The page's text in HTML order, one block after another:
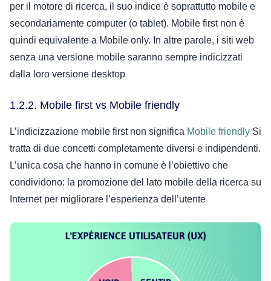
per il motore di ricerca, il suo indice è soprattutto mobile e
secondariamente computer (o tablet). Mobile first non è
quindi equivalente a Mobile only. In altre parole, i siti web
senza una versione mobile saranno sempre indicizzati
dalla loro versione desktop
1.2.2. Mobile first vs Mobile friendly
L’indicizzazione mobile first non significa Mobile friendly Si
tratta di due concetti completamente diversi e indipendenti.
L’unica cosa che hanno in comune è l’obiettivo che
condividono: la promozione del lato mobile della ricerca su
Internet per migliorare l’esperienza dell’utente